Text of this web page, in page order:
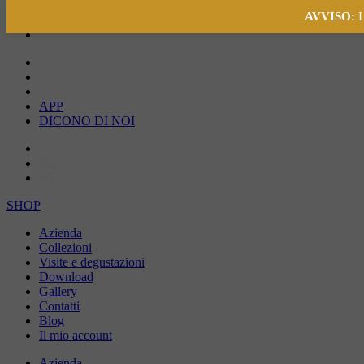
APP
DICONO DI NOI
SHOP
Azienda
Collezioni
Visite e degustazioni
Download
Gallery
Contatti
Blog
Il mio account
AVVISO: I